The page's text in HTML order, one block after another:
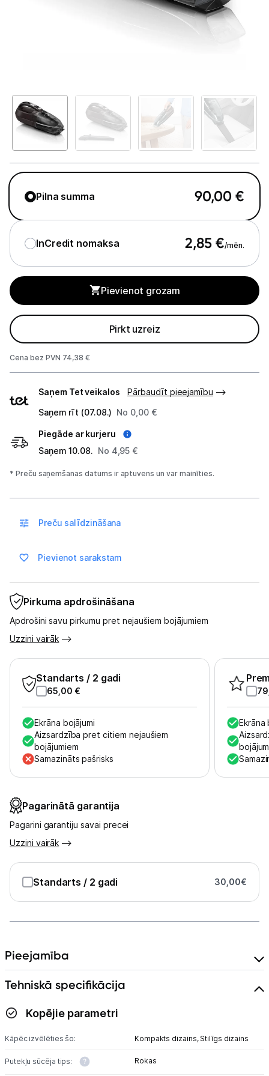
Telefoni, planšetdatori
Iebūvējamā tehnika
Mazā tehnika
Auto ledusskapji
Putekļu sūcēji
Roboti putekļu sūcēji
Putekļu sūcēju aksesuāri
Tīrīšanas iekārtas
Tvaika gludināšanas sistēmas
Tvaika gludekļi
Kafijas pagatavošana
Mazā virtuves tehnika
Vēlmju saraksts
Piegāde un apmaksa
Tehnikas izvešana
Uzņēmumiem
Kontakti
Informācija
Pilna summa 90,00 €
InCredit nomaksa 2,85 €/mēn.
Pievienot grozam
Pirkt uzreiz
Cena bez PVN 74,38 €
veidi
Saņem Tet veikalos
Pārbaudīt pieejamību
Saņem rīt (07.08.) No 0,00 €
Piegāde ar kurjeru
Saņem 10.08. No 4,95 €
* Preču saņemšanas datums ir aptuvens un var mainīties.
Preču salīdzināšana
Pievienot sarakstam
Pirkuma apdrošināšana
Apdrošini savu pirkumu pret nejaušiem bojājumiem
Uzzini vairāk
Standarts / 2 gadi
65,00 €
Ekrāna bojājumi
Aizsardzība pret citiem nejaušiem
bojājumiem
Samazināts pašrisks
Ekrāna
Pagarinātā garantija
Pagarini garantiju savai precei
Uzzini vairāk
Standarts / 2 gadi 30,00€
Pieejamība
Tehniskā specifikācija
Kopējie parametri
Kāpēc izvēlēties šo: Kompakts dizains, Stilīgs dizains
Putekļu sūcēja tips: Rokas